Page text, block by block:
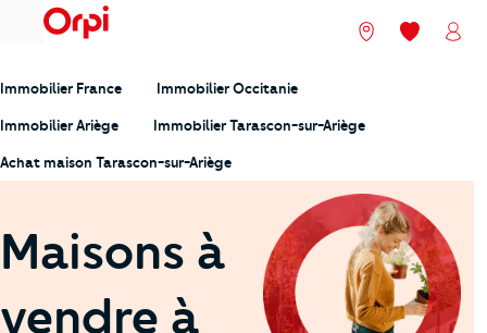
menu Nos agences
Mes
Immobilier France Immobilier Occitanie
Immobilier Ariège Immobilier Tarascon-sur-Ariège
Achat maison Tarascon-sur-Ariège
Maisons à
vendre à